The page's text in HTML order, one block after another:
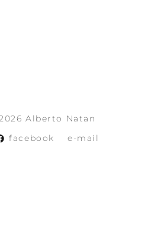
Alberto Natan
facebook e-mail